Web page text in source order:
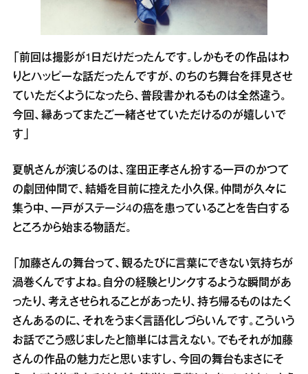
「前回は撮影が1日だけだったんです。しかもその作品はわ
りとハッピーな話だったんですが、のちのち舞台を拝見させ
ていただくようになったら、普段書かれるものは全然違う。
今回、縁あってまたご一緒させていただけるのが嬉しいで
す」
夏帆さんが演じるのは、窪田正孝さん扮する一戸のかつて
の劇団仲間で、結婚を目前に控えた小久保。仲間が久々に
集う中、一戸がステージ4の癌を患っていることを告白する
ところから始まる物語だ。
「加藤さんの舞台って、観るたびに言葉にできない気持ちが
渦巻くんですよね。自分の経験とリンクするような瞬間があ
ったり、考えさせられることがあったり、持ち帰るものはたく
さんあるのに、それをうまく言語化しづらいんです。こういう
お話でこう感じましたと簡単には言えない。でもそれが加藤
さんの作品の魅力だと思いますし、今回の舞台もまさにそ